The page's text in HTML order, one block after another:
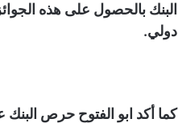
البنك بالحصول على هذه
دولي.
كما أكد ابو الفتوح حرص البنك